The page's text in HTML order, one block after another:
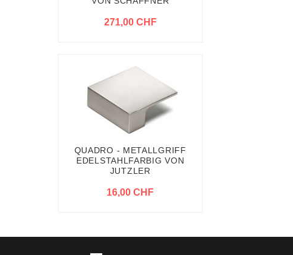
271,00 CHF
QUADRO - METALLGRIFF
EDELSTAHLFARBIG VON
JUTZLER
16,00 CHF